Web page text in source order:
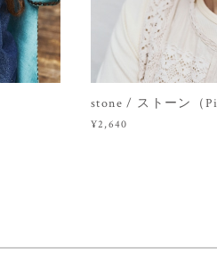
stone / ストーン（
¥2,640